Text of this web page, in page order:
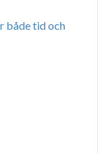
både tid och